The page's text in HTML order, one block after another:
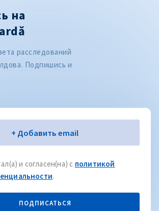
на
расследований
Подпишись и
почта
+ Добавить email
и согласен(на) с политикой
.
ПОДПИСАТЬСЯ